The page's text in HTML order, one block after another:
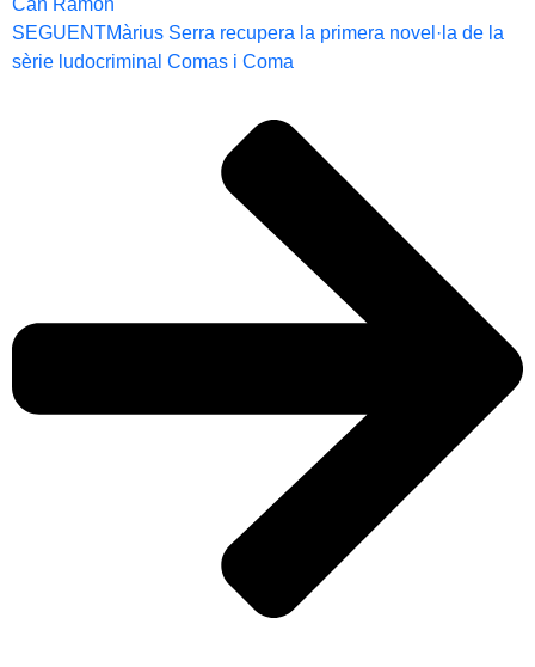
SEGUENTMàrius Serra recupera la primera novel·la de la
sèrie ludocriminal Comas i Coma